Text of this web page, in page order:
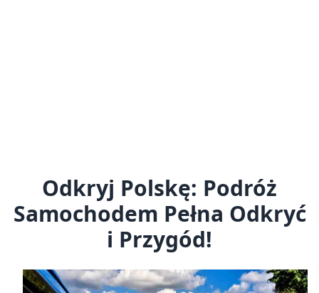
Odkryj Polskę: Podróż
Samochodem Pełna Odkryć
i Przygód!